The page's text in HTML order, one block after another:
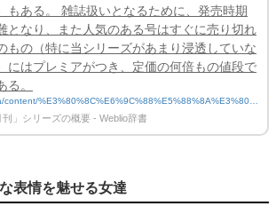
もある。 雑誌扱いとなるために、発売時期
となり、また人気のある号はすぐに売り切れ
もの（特に当シリーズがあまり浸透していな
にはプレミアがつき、定価の何倍もの値段で
。
content/%E3%80%8C%E6%9C%88%E5%88%8A%E3%80%
刊」シリーズの概要 - Weblio辞書
表情を魅せる女達